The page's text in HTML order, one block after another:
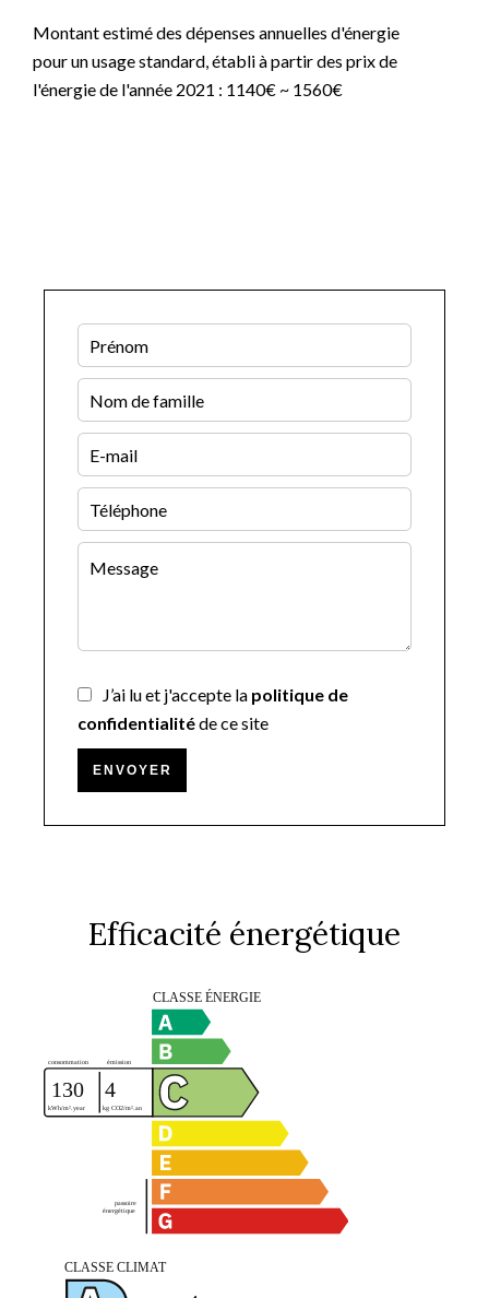
Montant estimé des dépenses annuelles d'énergie
pour un usage standard, établi à partir des prix de
l'énergie de l'année 2021 : 1140€ ~ 1560€
J’ai lu et j'accepte la politique de
confidentialitéde ce site
ENVOYER
Efficacité énergétique